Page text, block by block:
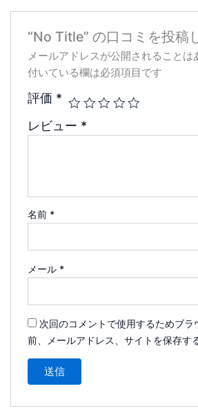
“No Title” の口コミを投稿
メールアドレスが公開されることは
付いている欄は必須項目です
評価 *
レビュー *
名前 *
メール *
次回のコメントで使用するためブラ
前、メールアドレス、サイトを保存す